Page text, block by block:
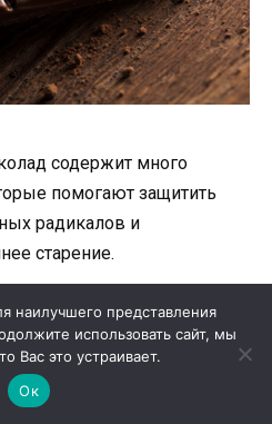
содержит много
помогают защитить
радикалов и
старение.
дают энергию и повышают
Употребление шоколада
наилучшего представления
использовать сайт, мы
Вас это устраивает.
Ок